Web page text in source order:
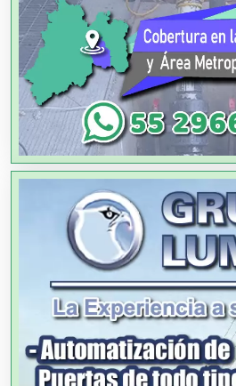
Agencias de Publicidad
Agencias de Viajes
Agricultores
Agricultura y Ganadería
Agua Purificada